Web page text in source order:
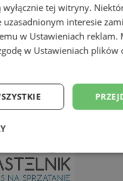
Bałtykiem w
Morze
tej witryny.
interesie
w Ustawieniach reklam.
w Ustawieniach plików